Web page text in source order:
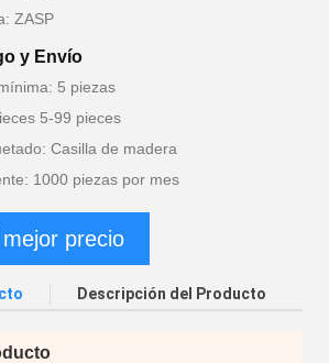
ZASP
y Envío
5 piezas
5-99 pieces
Casilla de madera
1000 piezas por mes
precio
Descripción del Producto